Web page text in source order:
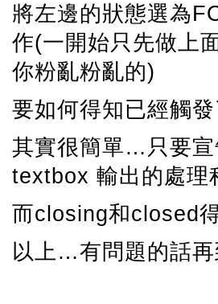
將左邊的狀態選為
作(一開始只先做上
你粉亂粉亂的)
要如何得知已經觸
其實很簡單…只要宣
textbox 輸出的處理
而closing和closed
以上…有問題的話